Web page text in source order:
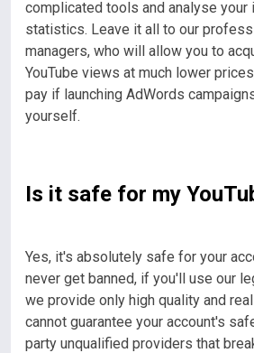
complicated tools and analyse your
statistics. Leave it all to our
managers, who will allow you to
YouTube views at much lower
pay if launching AdWords
yourself.
Is it safe for my
Yes, it's absolutely safe for your
never get banned, if you'll use our
we provide only high quality and
cannot guarantee your account's
party unqualified providers that